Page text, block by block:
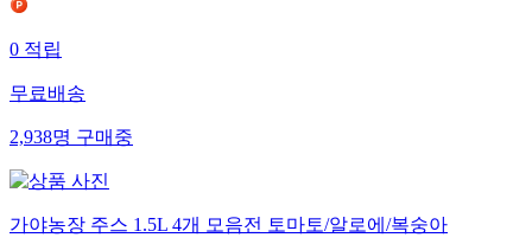
0적립
무료배송
2,938명구매중
가야농장 주스 1.5L 4개 모음전 토마토/알로에/복숭아